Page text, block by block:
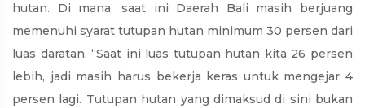
hutan. Di mana, saat ini Daerah Bali masih berjuang
memenuhi syarat tutupan hutan minimum 30 persen dari
luas daratan. “Saat ini luas tutupan hutan kita 26 persen
lebih, jadi masih harus bekerja keras untuk mengejar 4
persen lagi. Tutupan hutan yang dimaksud di sini bukan